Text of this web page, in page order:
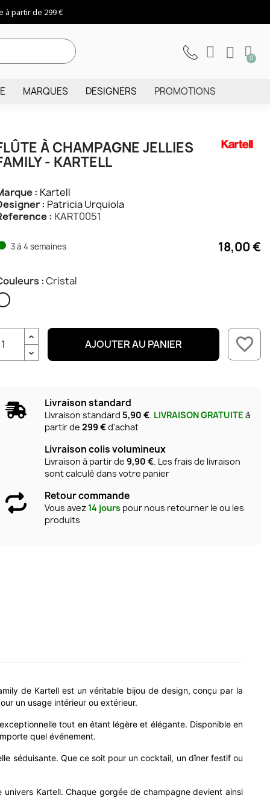
à partir de 299 €
MARQUES DESIGNERS PROMOTIONS
À CHAMPAGNE JELLIES
- KARTELL
: Kartell
: Patricia Urquiola
: KART0051
3 à 4 semaines 18,00 €
:Cristal
Cristal
AJOUTER AU PANIER favorite_border
Livraison standard
Livraison standard 5,90 €. LIVRAISON GRATUITE à
partir de 299 €d'achat
Livraison colis volumineux
Livraison à partir de 9,90 €. Les frais de livraison
sont calculé dans votre panier
Retour commande
Vous avez14 jourspour nous retourner le ou les
produits
de Kartell est un véritable bijou de design, conçu par la
un usage intérieur ou extérieur.
tout en étant légère et élégante. Disponible en
quel événement.
séduisante. Que ce soit pour un cocktail, un dîner festif ou
Kartell. Chaque gorgée de champagne devient ainsi